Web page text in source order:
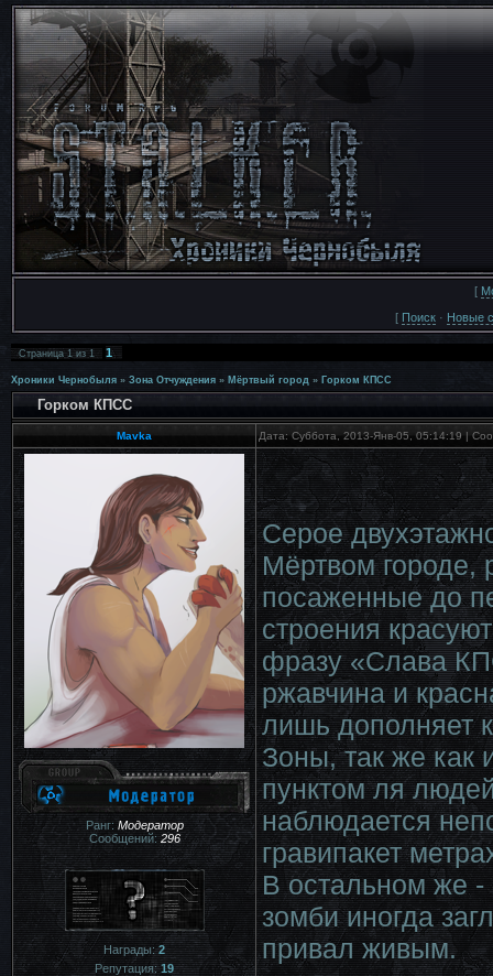
[
[ Поиск · Новые
Страница1из1 1
Хроники Чернобыля » Зона Отчуждения » Мёртвый город » Горком КПСС
Горком КПСС
Mavka Дата: Суббота, 2013-Янв-05, 05:14:19 |
Ранг: Модератор
Сообщений:296
Награды:2
Репутация:19
Серое
Мёртвом городе,
посаженные до
строения
фразу «Слава
ржавчина и
лишь дополняет
Зоны, так же как
пунктом ля
наблюдается
гравипакет
В остальном же -
зомби иногда
привал живым.